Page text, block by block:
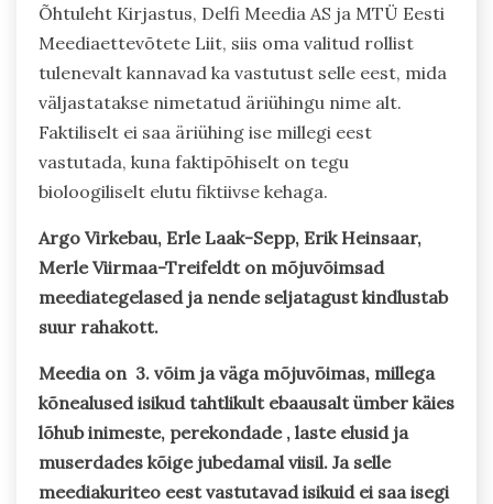
Õhtuleht Kirjastus, Delfi Meedia AS ja MTÜ Eesti
Meediaettevõtete Liit, siis oma valitud rollist
tulenevalt kannavad ka vastutust selle eest, mida
väljastatakse nimetatud äriühingu nime alt.
Faktiliselt ei saa äriühing ise millegi eest
vastutada, kuna faktipõhiselt on tegu
bioloogiliselt elutu fiktiivse kehaga.
Argo Virkebau, Erle Laak-Sepp, Erik Heinsaar,
Merle Viirmaa-Treifeldt on mõjuvõimsad
meediategelased ja nende seljatagust kindlustab
suur rahakott.
Meedia on 3. võim ja väga mõjuvõimas, millega
kõnealused isikud tahtlikult ebaausalt ümber käies
lõhub inimeste, perekondade , laste elusid ja
muserdades kõige jubedamal viisil. Ja selle
meediakuriteo eest vastutavad isikuid ei saa isegi